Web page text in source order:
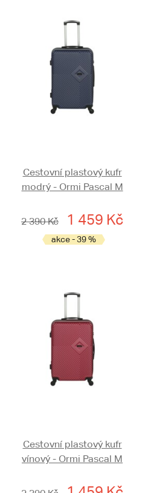
Cestovní plastový kufr
modrý - Ormi Pascal M
2 390 Kč 1 459 Kč
akce - 39 %
Cestovní plastový kufr
vínový - Ormi Pascal M